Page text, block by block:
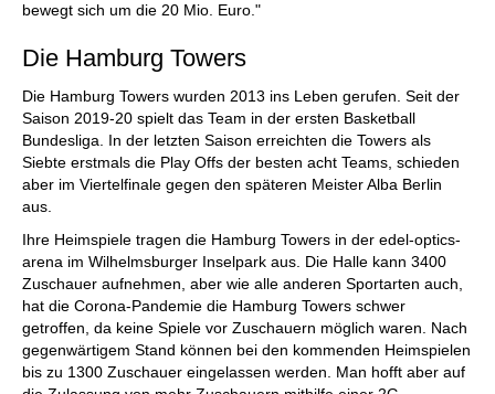
bewegt sich um die 20 Mio. Euro."
Die Hamburg Towers
Die Hamburg Towers wurden 2013 ins Leben gerufen. Seit der
Saison 2019-20 spielt das Team in der ersten Basketball
Bundesliga. In der letzten Saison erreichten die Towers als
Siebte erstmals die Play Offs der besten acht Teams, schieden
aber im Viertelfinale gegen den späteren Meister Alba Berlin
aus.
Ihre Heimspiele tragen die Hamburg Towers in der edel-optics-
arena im Wilhelmsburger Inselpark aus. Die Halle kann 3400
Zuschauer aufnehmen, aber wie alle anderen Sportarten auch,
hat die Corona-Pandemie die Hamburg Towers schwer
getroffen, da keine Spiele vor Zuschauern möglich waren. Nach
gegenwärtigem Stand können bei den kommenden Heimspielen
bis zu 1300 Zuschauer eingelassen werden. Man hofft aber auf